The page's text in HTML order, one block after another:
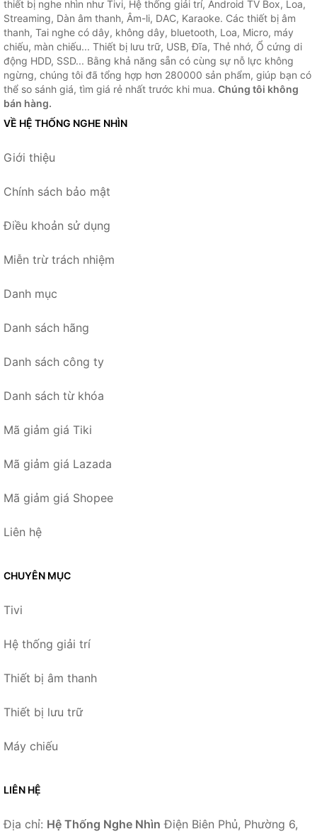
thiết bị nghe nhìn như Tivi, Hệ thống giải trí, Android TV Box, Loa,
Streaming, Dàn âm thanh, Âm-li, DAC, Karaoke. Các thiết bị âm
thanh, Tai nghe có dây, không dây, bluetooth, Loa, Micro, máy
chiếu, màn chiếu... Thiết bị lưu trữ, USB, Đĩa, Thẻ nhớ, Ổ cứng di
động HDD, SSD... Bằng khả năng sẵn có cùng sự nỗ lực không
ngừng, chúng tôi đã tổng hợp hơn 280000 sản phẩm, giúp bạn có
thể so sánh giá, tìm giá rẻ nhất trước khi mua. Chúng tôi không
bán hàng.
VỀ HỆ THỐNG NGHE NHÌN
Giới thiệu
Chính sách bảo mật
Điều khoản sử dụng
Miễn trừ trách nhiệm
Danh mục
Danh sách hãng
Danh sách công ty
Danh sách từ khóa
Mã giảm giá Tiki
Mã giảm giá Lazada
Mã giảm giá Shopee
Liên hệ
CHUYÊN MỤC
Tivi
Hệ thống giải trí
Thiết bị âm thanh
Thiết bị lưu trữ
Máy chiếu
LIÊN HỆ
Địa chỉ: Hệ Thống Nghe Nhìn Điện Biên Phủ, Phường 6,